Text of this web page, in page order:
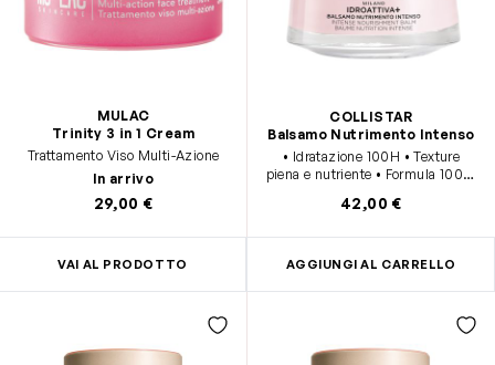
MULAC
Trinity 3 in 1 Cream
Trattamento Viso Multi-Azione
In arrivo
29,00 €
VAI AL PRODOTTO
COLLISTAR
Balsamo Nutrimento Intenso
• Idratazione 100H • Texture
piena e nutriente • Formula 100%
• 0% siiconi • Ideale per pelli
42,00 €
AGGIUNGI AL CARRELLO